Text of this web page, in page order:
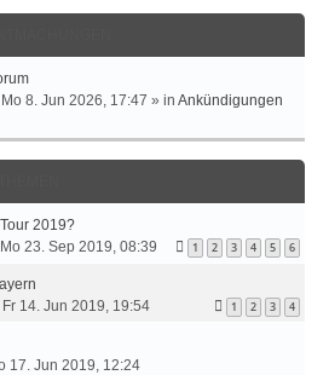
Mo 8. Jun 2026, 17:47 » in Ankündigungen
2019?
Mo 23. Sep 2019, 08:39 1 2 3 4 5 6
Fr 14. Jun 2019, 19:54 1 2 3 4
17. Jun 2019, 12:24